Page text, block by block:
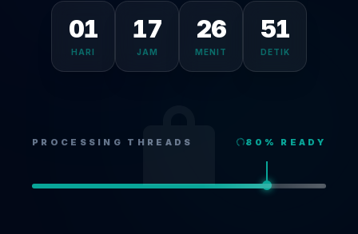
01
HARI
17
JAM
26
MENIT
51
DETIK
PROCESSING THREADS 80 % READY